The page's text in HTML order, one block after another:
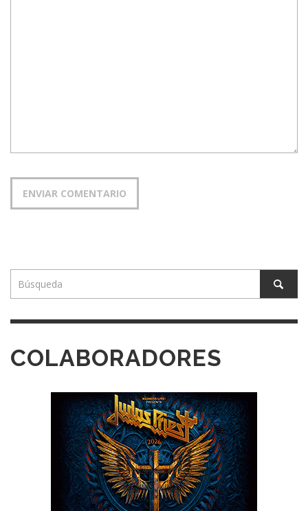
COLABORADORES